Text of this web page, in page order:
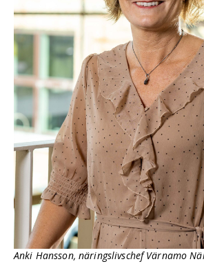
Anki Hansson, näringslivschef Värnamo